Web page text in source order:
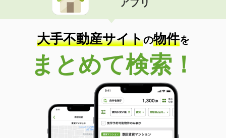
アプリ
大手不動産サイトの物件を
まとめて検索！